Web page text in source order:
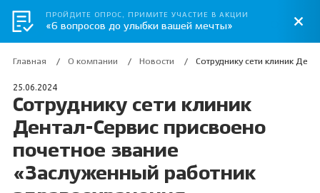
Главная О компании Новости Сотруднику сети клиник
25.06.2024
Сотруднику сети клиник
Дентал-Сервис присвоено
почетное звание
«Заслуженный работник
ПРОЙДИТЕ ОПРОС, ПРИМИТЕ УЧАСТИЕ В АКЦИИ
«6 вопросов до улыбки вашей мечты»